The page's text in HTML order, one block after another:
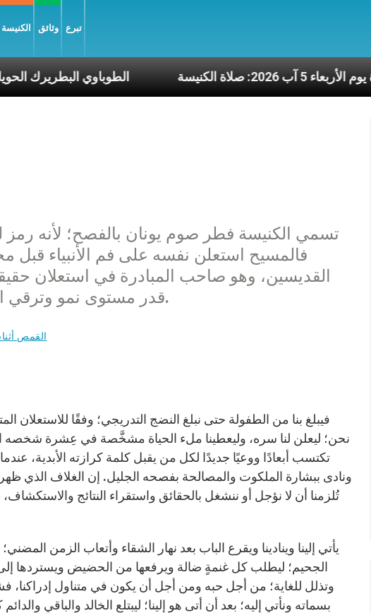
وثائق تبرع
الطوباوي عناوين نشرة يوم الأربعاء 5 آب 2026: صلاة الكنيسة
تسمي الكنيسة فطر صوم يونان بالفصح؛ لأنه رمز
فالمسيح استعلن نفسه على فم الأنبياء قبل
القديسين، وهو صاحب المبادرة في استعلان
قدر مستوى نمو وترقي الوعي البشرﻱ وإدراكه على مدى الزمن.
القمص
نحن؛ ليعلن لنا سره، وليعطينا ملء الحياة مشخَّصة في عِشرة شخصه
تكتسب أبعادًا ووعيًا جديدًا لكل من يقبل كلمة كرازته الأبدية،
ونادى ببشارة الملكوت والمصالحة بفصحه الجليل. إن الغلاف الذﻱ
تُلزمنا أن لا نؤجل أو ننشغل بالحقائق واستقراء النتائج
يأتي إلينا وينادينا ويقرع الباب بعد نهار الشقاء وأتعاب الزمن
الجحيم؛ ليطلب كل غنمةٍ ضالة ويرفعها من الحضيض ويستردها
وتذلل للغاية؛ من أجل حبه ومن أجل أن يكون في متناول إدراكنا،
بسماته ونأتي إليه؛ بعد أن أتى هو إلينا؛ ليبتلع الخالد والباقي